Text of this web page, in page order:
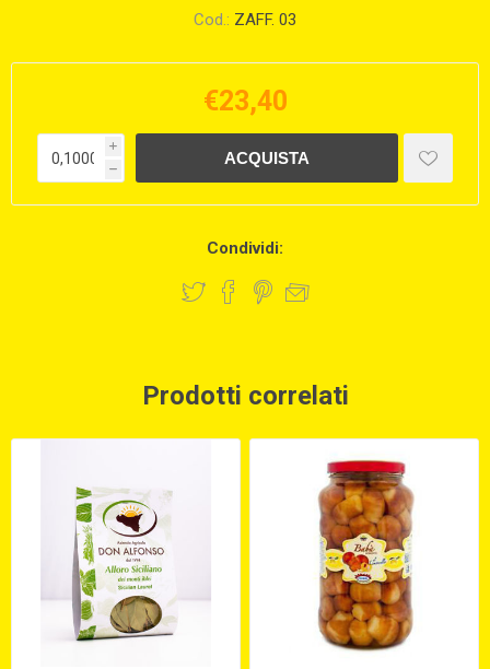
Cod.: ZAFF. 03
€23,40
i
h
Condividi:
Prodotti correlati